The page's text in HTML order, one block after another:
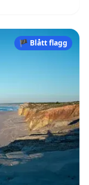
🏴 Blått flagg